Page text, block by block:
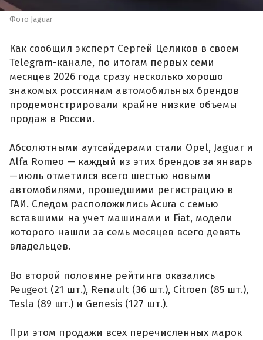
Фото Jaguar
Как сообщил эксперт Сергей Целиков в своем
Telegram-канале, по итогам первых семи
месяцев 2026 года сразу несколько хорошо
знакомых россиянам автомобильных брендов
продемонстрировали крайне низкие объемы
продаж в России.
Абсолютными аутсайдерами стали Opel, Jaguar и
Alfa Romeo — каждый из этих брендов за январь
—июль отметился всего шестью новыми
автомобилями, прошедшими регистрацию в
ГАИ. Следом расположились Acura с семью
вставшими на учет машинами и Fiat, модели
которого нашли за семь месяцев всего девять
владельцев.
Во второй половине рейтинга оказались
Peugeot (21 шт.), Renault (36 шт.), Citroen (85 шт.),
Tesla (89 шт.) и Genesis (127 шт.).
При этом продажи всех перечисленных марок